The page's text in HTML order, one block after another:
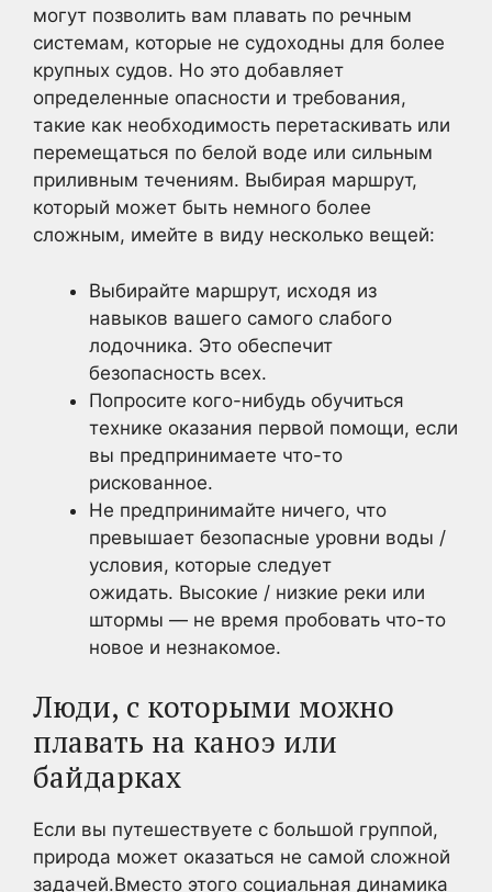
могут позволить вам плавать по речным
системам, которые не судоходны для более
крупных судов. Но это добавляет
определенные опасности и требования,
такие как необходимость перетаскивать или
перемещаться по белой воде или сильным
приливным течениям. Выбирая маршрут,
который может быть немного более
сложным, имейте в виду несколько вещей:
Выбирайте маршрут, исходя из
навыков вашего самого слабого
лодочника. Это обеспечит
безопасность всех.
Попросите кого-нибудь обучиться
технике оказания первой помощи, если
вы предпринимаете что-то
рискованное.
Не предпринимайте ничего, что
превышает безопасные уровни воды /
условия, которые следует
ожидать. Высокие / низкие реки или
штормы — не время пробовать что-то
новое и незнакомое.
Люди, с которыми можно
плавать на каноэ или
байдарках
Если вы путешествуете с большой группой,
природа может оказаться не самой сложной
задачей.Вместо этого социальная динамика